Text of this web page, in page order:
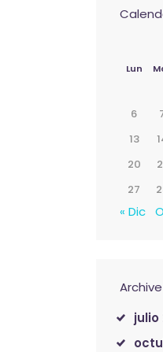
Lun
6
13
20
27
« Dic
Archive
julio